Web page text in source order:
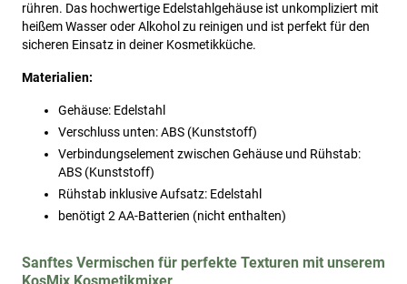
rühren. Das hochwertige Edelstahlgehäuse ist unkompliziert mit
heißem Wasser oder Alkohol zu reinigen und ist perfekt für den
sicheren Einsatz in deiner Kosmetikküche.
Materialien:
Gehäuse: Edelstahl
Verschluss unten: ABS (Kunststoff)
Verbindungselement zwischen Gehäuse und Rühstab:
ABS (Kunststoff)
Rühstab inklusive Aufsatz: Edelstahl
benötigt 2 AA-Batterien (nicht enthalten)
Sanftes Vermischen für perfekte Texturen mit unserem